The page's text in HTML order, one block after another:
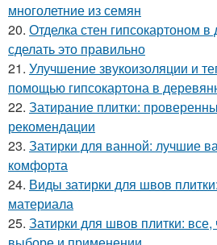
многолетние из семян
20. Отделка стен гипсокартоном
сделать это правильно
21. Улучшение звукоизоляции и
помощью гипсокартона в
22. Затирание плитки:
рекомендации
23. Затирки для ванной: лучшие
комфорта
24. Виды затирки для швов
материала
25. Затирки для швов плитки: все,